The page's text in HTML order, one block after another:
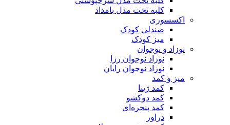
کلبه تخت مدل بامداد
اکسسوری
صندلی کودک
میز کودک
نوزاد و نوجوان
نوزاد نوجوان رزا
نوزاد نوجوان رایان
میز و کمد
کمد ژینا
کمد دوکشو
کمد پنجره‌ای
دراور